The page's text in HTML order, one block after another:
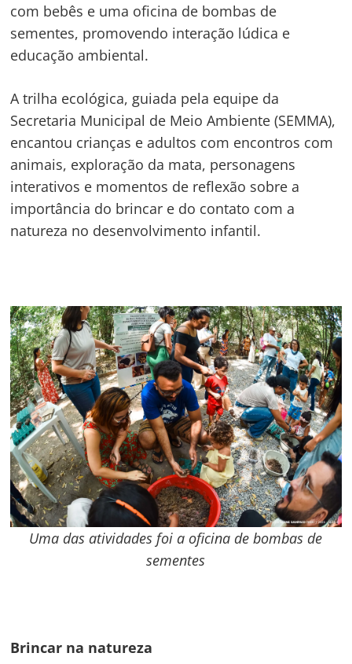
com bebês e uma oficina de bombas de
sementes, promovendo interação lúdica e
educação ambiental.
A trilha ecológica, guiada pela equipe da
Secretaria Municipal de Meio Ambiente (SEMMA),
encantou crianças e adultos com encontros com
animais, exploração da mata, personagens
interativos e momentos de reflexão sobre a
importância do brincar e do contato com a
natureza no desenvolvimento infantil.
Uma das atividades foi a oficina de bombas de
sementes
Brincar na natureza